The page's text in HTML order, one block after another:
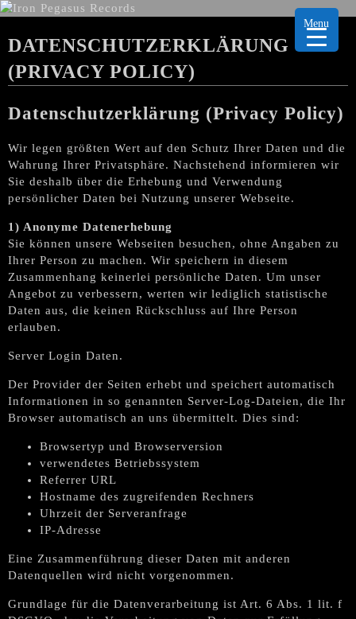
DATENSCHUTZERKLÄRUNG
(PRIVACY POLICY)
Datenschutzerklärung (Privacy Policy)
Wir legen größten Wert auf den Schutz Ihrer Daten und die
Wahrung Ihrer Privatsphäre. Nachstehend informieren wir
Sie deshalb über die Erhebung und Verwendung
persönlicher Daten bei Nutzung unserer Webseite.
1) Anonyme Datenerhebung
Sie können unsere Webseiten besuchen, ohne Angaben zu
Ihrer Person zu machen. Wir speichern in diesem
Zusammenhang keinerlei persönliche Daten. Um unser
Angebot zu verbessern, werten wir lediglich statistische
Daten aus, die keinen Rückschluss auf Ihre Person
erlauben.
Server Login Daten.
Der Provider der Seiten erhebt und speichert automatisch
Informationen in so genannten Server-Log-Dateien, die Ihr
Browser automatisch an uns übermittelt. Dies sind:
Browsertyp und Browserversion
verwendetes Betriebssystem
Referrer URL
Hostname des zugreifenden Rechners
Uhrzeit der Serveranfrage
IP-Adresse
Eine Zusammenführung dieser Daten mit anderen
Datenquellen wird nicht vorgenommen.
Grundlage für die Datenverarbeitung ist Art. 6 Abs. 1 lit. f
Menu